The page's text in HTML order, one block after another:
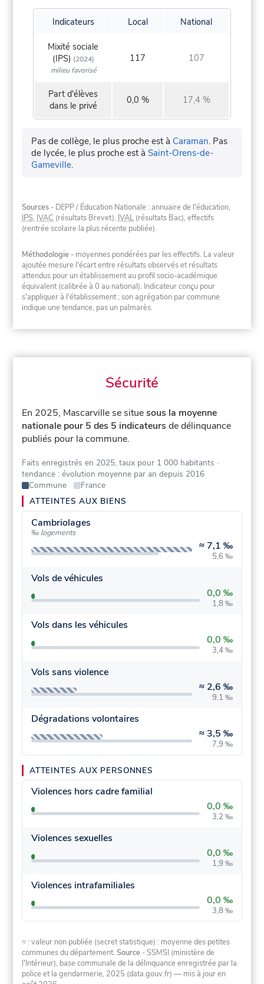
Indicateurs Local National
Mixité sociale
(IPS) (2024)
milieu favorisé
117 107
Part d'élèves
dans le privé
0,0 % 17,4 %
Pas de collège, le plus proche est à Caraman. Pas
de lycée, le plus proche est àSaint-Orens-de-
Gameville.
Sources - DEPP / Éducation Nationale : annuaire de l'éducation,
IPS, IVAC (résultats Brevet), IVAL (résultats Bac), effectifs
(rentrée scolaire la plus récente publiée).
Méthodologie - moyennes pondérées par les effectifs. La valeur
ajoutée mesure l'écart entre résultats observés et résultats
attendus pour un établissement au profil socio-académique
équivalent (calibrée à 0 au national). Indicateur conçu pour
s'appliquer à l'établissement ; son agrégation par commune
indique une tendance, pas un palmarès.
Sécurité
En 2025, Mascarville se situesous la moyenne
nationale pour 5 des 5 indicateurs de délinquance
publiés pour la commune.
Faits enregistrés en 2025, taux pour 1 000 habitants ·
tendance : évolution moyenne par an depuis 2016
Commune
France
ATTEINTES AUX BIENS
Cambriolages
‰ logements
≈ 7,1 ‰
5,6 ‰
Vols de véhicules
0,0 ‰
1,8 ‰
Vols dans les véhicules
0,0 ‰
3,4 ‰
Vols sans violence
≈ 2,6 ‰
9,1 ‰
Dégradations volontaires
≈ 3,5 ‰
7,9 ‰
ATTEINTES AUX PERSONNES
Violences hors cadre familial
0,0 ‰
3,2 ‰
Violences sexuelles
0,0 ‰
1,9 ‰
Violences intrafamiliales
0,0 ‰
3,8 ‰
≈ : valeur non publiée (secret statistique) : moyenne des petites
communes du département.Source - SSMSI (ministère de
l'Intérieur), base communale de la délinquance enregistrée par la
police et la gendarmerie, 2025 (data.gouv.fr) — mis à jour en